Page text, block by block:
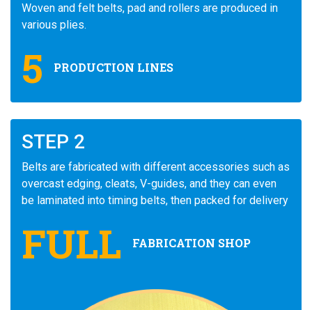
Woven and felt belts, pad and rollers are produced in
various plies.
5 PRODUCTION LINES
STEP 2
Belts are fabricated with different accessories such as
overcast edging, cleats, V-guides, and they can even
be laminated into timing belts, then packed for delivery
FULL FABRICATION SHOP